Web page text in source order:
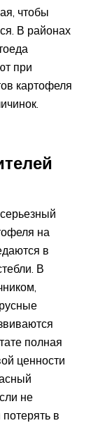
чтобы
В районах
при
картофеля
на
в
В
полная
ценности
не
в